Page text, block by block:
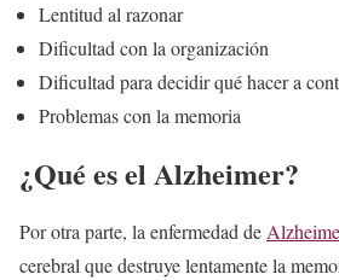
Lentitud al razonar
Dificultad con la organización
Dificultad para decidir qué hacer a
Problemas con la memoria
¿Qué es el Alzheimer?
Por otra parte, la enfermedad de
cerebral que destruye lentamente la